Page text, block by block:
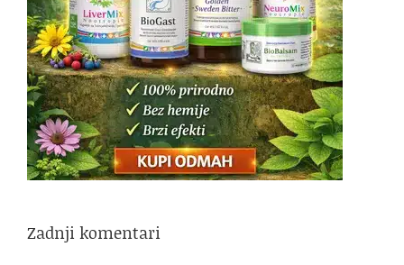
Zadnji komentari